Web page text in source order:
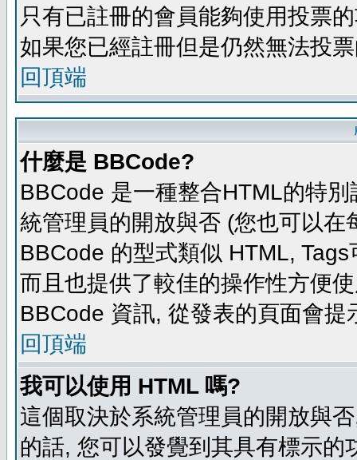
只有已註冊的會員能夠使用投票
如果您已經註冊但是仍然無法投
回頂端
什麼是 BBCode?
BBCode 是一種整合HTML的特
統管理員的開放與否 (您也可以
BBCode 的型式類似 HTML,
而且也提供了較佳的操作性方便
BBCode 資訊, 從發表的頁面會提
回頂端
我可以使用 HTML 嗎?
這個取決於系統管理員的開放與
的話, 您可以發覺到其具有標示